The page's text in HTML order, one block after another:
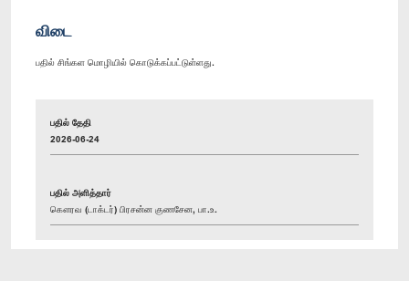
விடை
பதில் சிங்கள மொழியில் கொடுக்கப்பட்டுள்ளது.
பதில் தேதி
2026-06-24
பதில் அளித்தார்
கௌரவ (டாக்டர்) பிரசன்ன குணசேன, பா.உ.